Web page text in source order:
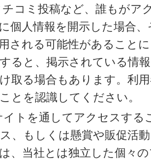
チコミ投稿など、誰もがア
個人情報を開示した場合
される可能性があること
ると、掲示されている情
取る場合もあります。利
とを認識してください。
イトを通してアクセスする
、もしくは懸賞や販促活
、当社とは独立した個々